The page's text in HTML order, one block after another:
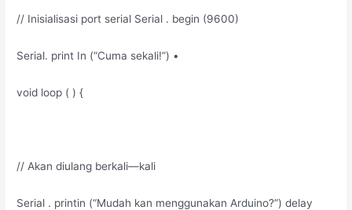
// Inisialisasi port serial Serial . begin (9600)
Serial. print In (“Cuma sekali!”) •
void loop ( ) {
// Akan diulang berkali—kali
Serial . printin (“Mudah kan menggunakan Arduino?”) delay